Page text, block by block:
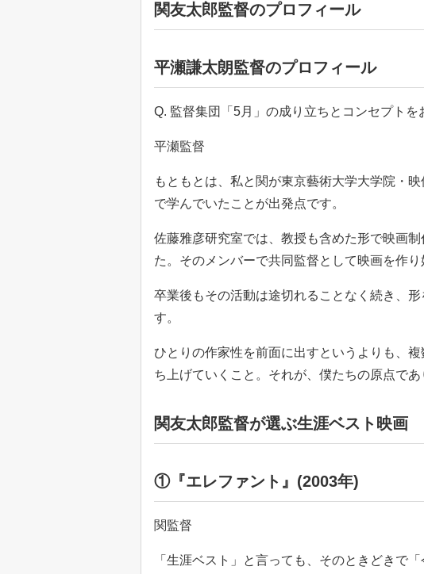
関友太郎監督のプロフィール
平瀬謙太朗監督のプロフィール
Q. 監督集団「5月」の成り立ちとコンセプトを
平瀬監督
もともとは、私と関が東京藝術大学大学院・
で学んでいたことが出発点です。
佐藤雅彦研究室では、教授も含めた形で映画
た。そのメンバーで共同監督として映画を作
卒業後もその活動は途切れることなく続き、
す。
ひとりの作家性を前面に出すというよりも、
ち上げていくこと。それが、僕たちの原点で
関友太郎監督が選ぶ生涯ベスト映画
①『エレファント』(2003年)
関監督
「生涯ベスト」と言っても、そのときどきで